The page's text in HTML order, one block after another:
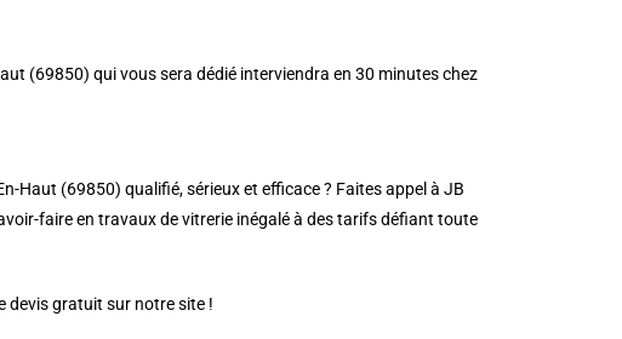
(69850) qui vous sera dédié interviendra en 30 minutes chez
Haut (69850) qualifié, sérieux et efficace ? Faites appel à JB
faire en travaux de vitrerie inégalé à des tarifs défiant toute
devis gratuit sur notre site !